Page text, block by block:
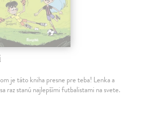
je táto kniha presne pre teba! Lenka a
raz stanú najlepšími futbalistami na svete.